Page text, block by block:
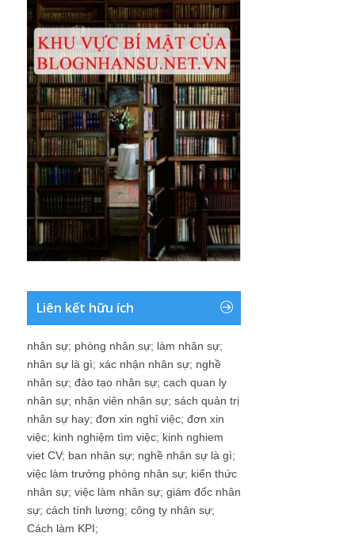
Liên kết hữu ích
nhân sự; phòng nhân sự; làm nhân sự;
nhân sự là gì; xác nhận nhân sự; nghề
nhân sự; đào tạo nhân sự; cach quan ly
nhân sự; nhân viên nhân sự; sách quản trị
nhân sự hay; đơn xin nghỉ việc; đơn xin
việc; kinh nghiệm tìm việc; kinh nghiem
viet CV; ban nhân sự; nghề nhân sự là gì;
việc làm trưởng phòng nhân sự; kiến thức
nhân sự; việc làm nhân sự; giám đốc nhân
sự; cách tính lương; công ty nhân sự;
Cách làm KPI;